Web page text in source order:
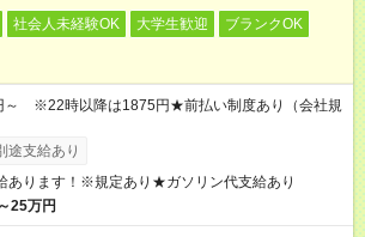
社会人未経験OK 大学生歓迎
ブランクOK
～ ※22時以降は1875円★前払い制度あり（会社規
途支給あり
あります！※規定あり★ガソリン代支給あり
25万円